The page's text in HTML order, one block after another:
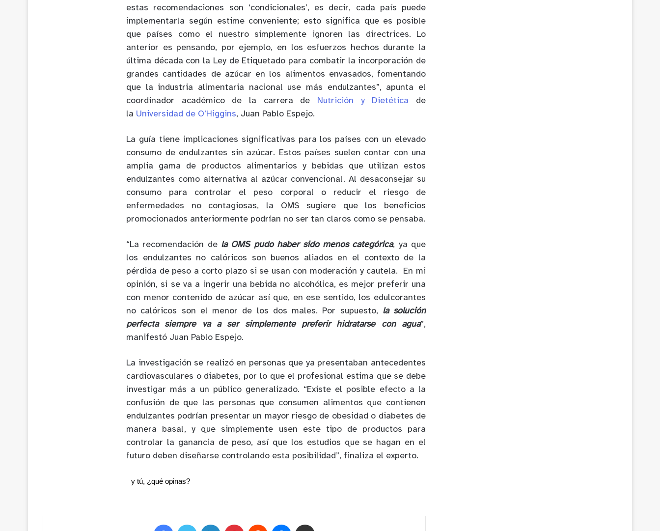
estas recomendaciones son ‘condicionales’, es decir, cada país puede
implementarla según estime conveniente; esto significa que es posible
que países como el nuestro simplemente ignoren las directrices. Lo
anterior es pensando, por ejemplo, en los esfuerzos hechos durante la
última década con la Ley de Etiquetado para combatir la incorporación de
grandes cantidades de azúcar en los alimentos envasados, fomentando
que la industria alimentaria nacional use más endulzantes”, apunta el
coordinador académico de la carrera de Nutrición y Dietética de
la Universidad de O’Higgins, Juan Pablo Espejo.
La guía tiene implicaciones significativas para los países con un elevado
consumo de endulzantes sin azúcar. Estos países suelen contar con una
amplia gama de productos alimentarios y bebidas que utilizan estos
endulzantes como alternativa al azúcar convencional. Al desaconsejar su
consumo para controlar el peso corporal o reducir el riesgo de
enfermedades no contagiosas, la OMS sugiere que los beneficios
promocionados anteriormente podrían no ser tan claros como se pensaba.
“La recomendación de la OMS pudo haber sido menos categórica, ya que
los endulzantes no calóricos son buenos aliados en el contexto de la
pérdida de peso a corto plazo si se usan con moderación y cautela. En mi
opinión, si se va a ingerir una bebida no alcohólica, es mejor preferir una
con menor contenido de azúcar así que, en ese sentido, los edulcorantes
no calóricos son el menor de los dos males. Por supuesto, la solución
perfecta siempre va a ser simplemente preferir hidratarse con agua”,
manifestó Juan Pablo Espejo.
La investigación se realizó en personas que ya presentaban antecedentes
cardiovasculares o diabetes, por lo que el profesional estima que se debe
investigar más a un público generalizado. “Existe el posible efecto a la
confusión de que las personas que consumen alimentos que contienen
endulzantes podrían presentar un mayor riesgo de obesidad o diabetes de
manera basal, y que simplemente usen este tipo de productos para
controlar la ganancia de peso, así que los estudios que se hagan en el
futuro deben diseñarse controlando esta posibilidad”, finaliza el experto.
y tú, ¿qué opinas?